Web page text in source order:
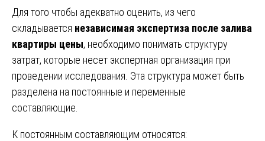
Для того чтобы адекватно оценить, из чего
складывается независимая экспертиза после залива
квартиры цены, необходимо понимать структуру
затрат, которые несет экспертная организация при
проведении исследования. Эта структура может быть
разделена на постоянные и переменные
составляющие.
К постоянным составляющим относятся: